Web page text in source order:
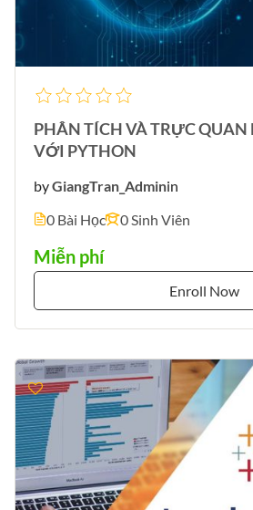
PHÂN TÍCH VÀ TRỰC QUAN
VỚI PYTHON
byGiangTran_Adminin
0 Bài Học
0 Sinh Viên
Miễn phí
Enroll Now